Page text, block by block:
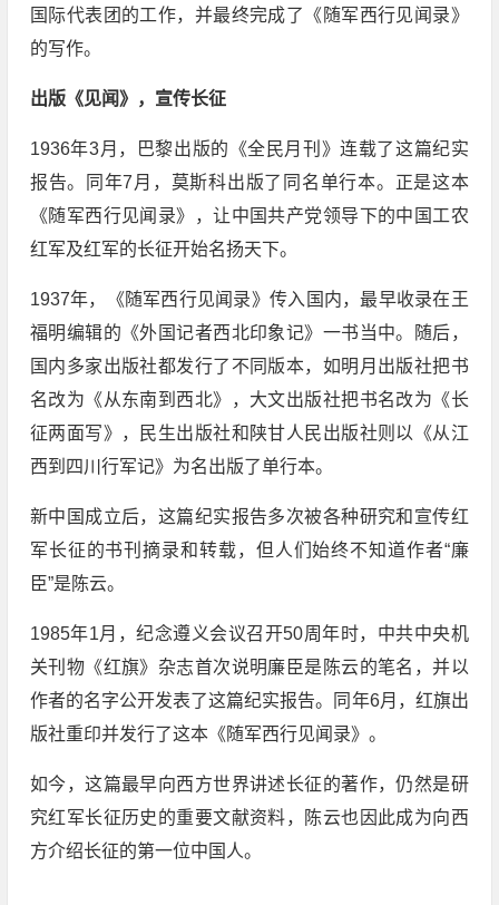
国际代表团的工作，并最终完成了《随军西行见闻录》
的写作。
出版《见闻》，宣传长征
1936年3月，巴黎出版的《全民月刊》连载了这篇纪实
报告。同年7月，莫斯科出版了同名单行本。正是这本
《随军西行见闻录》，让中国共产党领导下的中国工农
红军及红军的长征开始名扬天下。
1937年，《随军西行见闻录》传入国内，最早收录在王
福明编辑的《外国记者西北印象记》一书当中。随后，
国内多家出版社都发行了不同版本，如明月出版社把书
名改为《从东南到西北》，大文出版社把书名改为《长
征两面写》，民生出版社和陕甘人民出版社则以《从江
西到四川行军记》为名出版了单行本。
新中国成立后，这篇纪实报告多次被各种研究和宣传红
军长征的书刊摘录和转载，但人们始终不知道作者“廉
臣”是陈云。
1985年1月，纪念遵义会议召开50周年时，中共中央机
关刊物《红旗》杂志首次说明廉臣是陈云的笔名，并以
作者的名字公开发表了这篇纪实报告。同年6月，红旗出
版社重印并发行了这本《随军西行见闻录》。
如今，这篇最早向西方世界讲述长征的著作，仍然是研
究红军长征历史的重要文献资料，陈云也因此成为向西
方介绍长征的第一位中国人。